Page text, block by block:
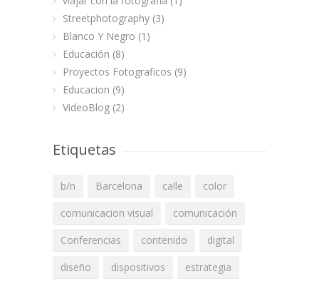
Streetphotography (3)
Blanco Y Negro (1)
Educación (8)
Proyectos Fotograficos (9)
Educacion (9)
VideoBlog (2)
Etiquetas
b/n Barcelona calle
color
comunicacion visual
comunicación
Conferencias
contenido
digital
diseño
dispositivos
estrategia